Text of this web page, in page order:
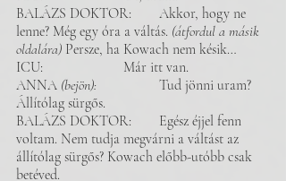
BALÁZS DOKTOR: 	Akkor, hogy ne
lenne? Még egy óra a váltás. (átfordul a másik
oldalára) Persze, ha Kowach nem késik…
ICU: 			Már itt van.
ANNA
Tud jönni uram?
Állítólag sürgős.
BALÁZS DOKTOR:	Egész éjjel fenn
voltam. Nem tudja megvárni a váltást az
állítólag sürgős? Kowach előbb-utóbb csak
betéved.